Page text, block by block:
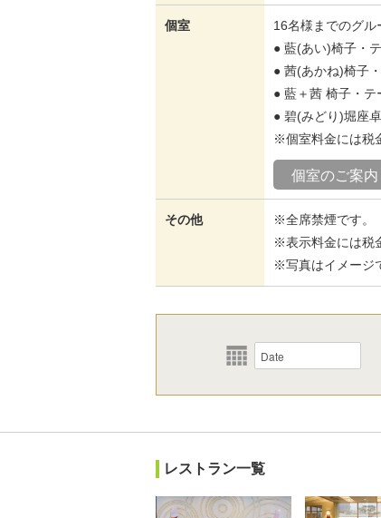
個室
16名様までのグル
● 藍(あい)椅子・
● 茜(あかね)椅子
● 藍＋茜 椅子・
● 碧(みどり)堀座
※個室料金には税
個室のご案内
その他
※全席禁煙です。
※表示料金には税
※写真はイメージ
レストラン一覧